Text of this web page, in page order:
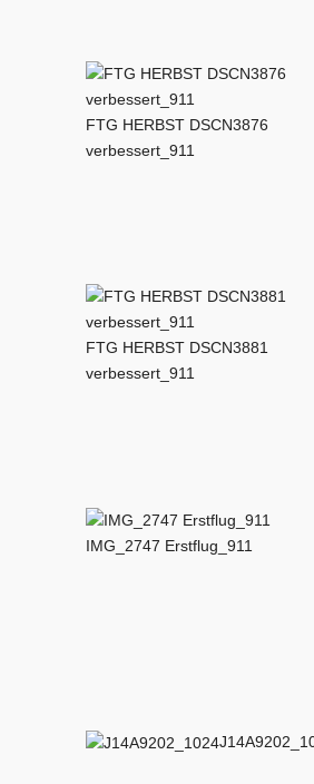
FTG HERBST DSCN3876
verbessert_911
FTG HERBST DSCN3881
verbessert_911
IMG_2747 Erstflug_911